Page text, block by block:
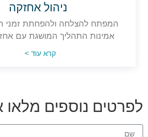
ניהול אחזקה
המפתח להצלחה ולהפחתת זמני
אמינות התהליך המושגת עם
קרא עוד >
לפרטים נוספים